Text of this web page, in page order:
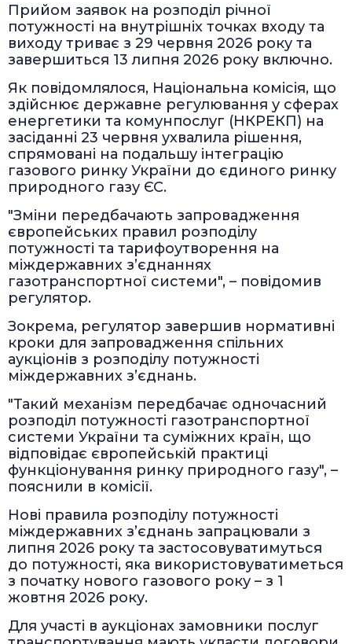
Прийом заявок на розподіл річної
потужності на внутрішніх точках входу та
виходу триває з 29 червня 2026 року та
завершиться 13 липня 2026 року включно.
Як повідомлялося, Національна комісія, що
здійснює державне регулювання у сферах
енергетики та комунпослуг (НКРЕКП) на
засіданні 23 червня ухвалила рішення,
спрямовані на подальшу інтеграцію
газового ринку України до єдиного ринку
природного газу ЄС.
"Зміни передбачають запровадження
європейських правил розподілу
потужності та тарифоутворення на
міждержавних з’єднаннях
газотранспортної системи", – повідомив
регулятор.
Зокрема, регулятор завершив нормативні
кроки для запровадження спільних
аукціонів з розподілу потужності
міждержавних з’єднань.
"Такий механізм передбачає одночасний
розподіл потужності газотранспортної
системи України та суміжних країн, що
відповідає європейській практиці
функціонування ринку природного газу", –
пояснили в комісії.
Нові правила розподілу потужності
міждержавних з’єднань запрацювали з
липня 2026 року та застосовуватимуться
до потужності, яка використовуватиметься
з початку нового газового року – з 1
жовтня 2026 року.
Для участі в аукціонах замовники послуг